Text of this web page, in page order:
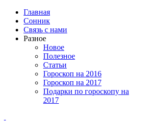
Главная
Сонник
Связь с нами
Разное
Новое
Полезное
Статьи
Гороскоп на 2016
Гороскоп на 2017
Подарки по гороскопу на
2017